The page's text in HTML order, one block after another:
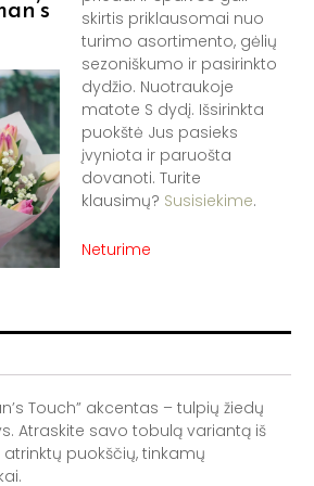
skirtis priklausomai nuo
turimo asortimento, gėlių
sezoniškumo ir pasirinkto
dydžio. Nuotraukoje
matote S dydį. Išsirinkta
puokštė Jus pasieks
įvyniota ir paruošta
dovanoti. Turite
klausimų? Susisiekime.
Neturime
Touch” akcentas – tulpių žiedų
Atraskite savo tobulą variantą iš
puokščių, tinkamų